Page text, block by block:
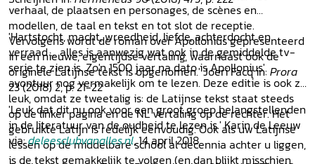
verhaal, de plaatsen en personages, de scènes en
modellen, de taal en tekst en tot slot de receptie.
Vervolgens wordt de roman over Apollonius gepresenteerd
in een nieuwe, eigentijdse vertaling, waarnaast ook de
originele Latijnse tekst is opgenomen.' Joeri Facq in: Prora
23 (2018) 2, p. 21-22
'Hartstocht, macht, wreedheid, liefde, achterdocht en
verraad ... alles is aanwezig wat ook in de gemiddelde tv-
serie te zien is. Zo'n 1500 jaar na dato is Apollonius'
avontuur nog vermakelijk om te lezen. Deze editie is ook zo
leuk, omdat ze tweetalig is: de Latijnse tekst staat steeds
op de linker pagina en de NL vertaling op de rechter. Het
gebruikte Latijn is redelijk eenvoudig. Ook als uw Latijnse
lessen op de middelbare school al decennia achter u liggen,
is de tekst gemakkelijk te volgen (en dan blijkt misschien
'Leuk dat dit nu ook voor een groot groep belangstellenden
in de literatuur van de oudheid te lezen is.' Karin de Leeuw
via:deleesclubvanalles.nl, 14 april 2018